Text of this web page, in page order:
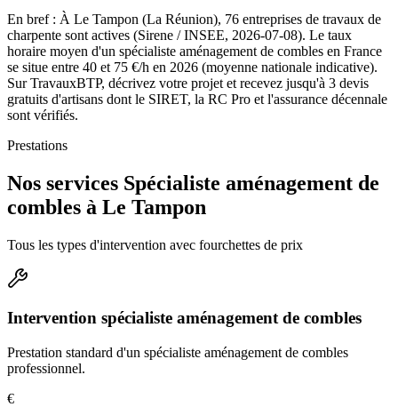
En bref : À Le Tampon (La Réunion), 76 entreprises de travaux de
charpente sont actives (Sirene / INSEE, 2026-07-08). Le taux
horaire moyen d'un spécialiste aménagement de combles en France
se situe entre 40 et 75 €/h en 2026 (moyenne nationale indicative).
Sur TravauxBTP, décrivez votre projet et recevez jusqu'à 3 devis
gratuits d'artisans dont le SIRET, la RC Pro et l'assurance décennale
sont vérifiés.
Prestations
Nos services Spécialiste aménagement de
combles à Le Tampon
Tous les types d'intervention avec fourchettes de prix
Intervention spécialiste aménagement de combles
Prestation standard d'un spécialiste aménagement de combles
professionnel.
€